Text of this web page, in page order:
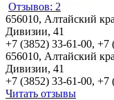
Отзывов: 2
656010, Алтайский
Дивизии, 41
+7 (3852) 33-61-00, +7
656010, Алтайский
Дивизии, 41
+7 (3852) 33-61-00, +7
Читать отзывы